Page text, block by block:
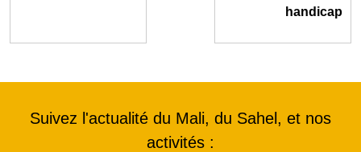
handicap
Suivez l'actualité du Mali, du Sahel, et nos
activités :